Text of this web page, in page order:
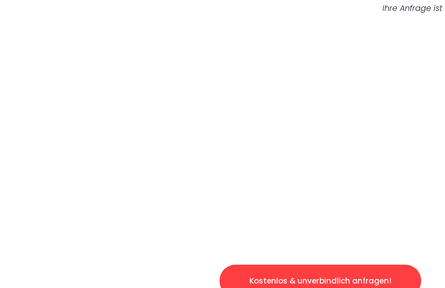
Ihre Anfrage ist
Kostenlos & unverbindlich anfragen!